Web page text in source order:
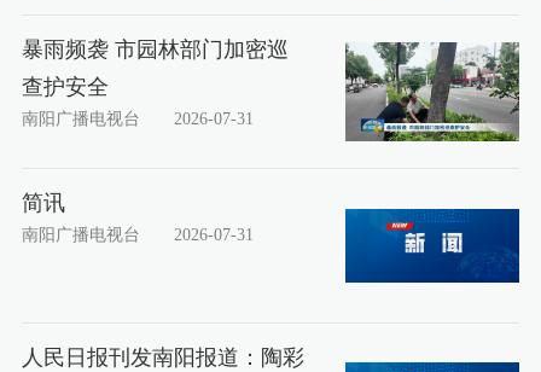
暴雨频袭 市园林部门加密巡
查护安全
南阳广播电视台 2026-07-31
简讯
南阳广播电视台 2026-07-31
人民日报刊发南阳报道：陶彩